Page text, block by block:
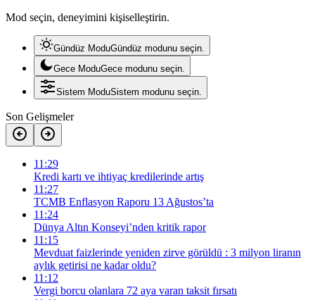
Mod seçin, deneyimini kişiselleştirin.
Gündüz ModuGündüz modunu seçin.
Gece ModuGece modunu seçin.
Sistem ModuSistem modunu seçin.
Son Gelişmeler
11:29
Kredi kartı ve ihtiyaç kredilerinde artış
11:27
TCMB Enflasyon Raporu 13 Ağustos’ta
11:24
Dünya Altın Konseyi’nden kritik rapor
11:15
Mevduat faizlerinde yeniden zirve görüldü : 3 milyon liranın
aylık getirisi ne kadar oldu?
11:12
Vergi borcu olanlara 72 aya varan taksit fırsatı